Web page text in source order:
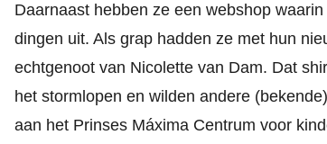
Daarnaast hebben ze een webshop
dingen uit. Als grap hadden ze met hun
echtgenoot van Nicolette van Dam. Dat
het stormlopen en wilden andere
aan het Prinses Máxima Centrum voor